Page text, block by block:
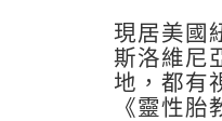
現居美國
斯洛維尼
地，都有
《靈性